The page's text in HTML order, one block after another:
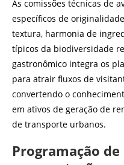
As comissões técnicas de
específicos de
textura, harmonia de
típicos da biodiversidade
gastronômico integra os
para atrair fluxos de
convertendo o
em ativos de geração de
de transporte urbanos.
Programação